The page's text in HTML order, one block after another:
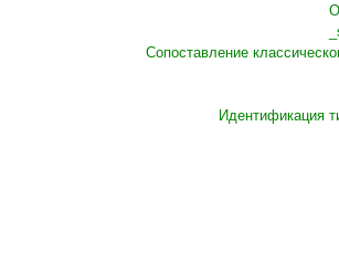
Сопоставление
Идентификация